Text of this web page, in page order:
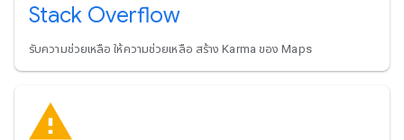
Stack Overflow
รับความช่วยเหลือ ให้ความช่วยเหลือ สร้าง Karma ของ Maps